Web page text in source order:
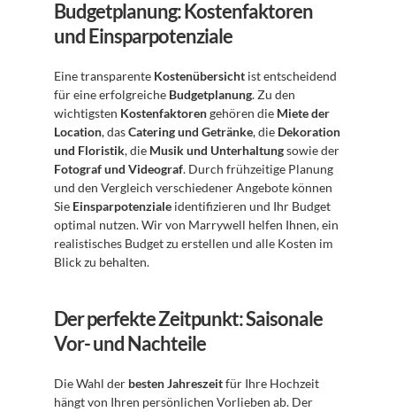
Budgetplanung: Kostenfaktoren
und Einsparpotenziale
Eine transparente Kostenübersicht ist entscheidend
für eine erfolgreiche Budgetplanung. Zu den
wichtigsten Kostenfaktoren gehören die Miete der
Location, das Catering und Getränke, die Dekoration
und Floristik, die Musik und Unterhaltung
Fotograf und Videograf. Durch frühzeitige Planung
und den Vergleich verschiedener Angebote können
Sie Einsparpotenziale identifizieren und Ihr Budget
optimal nutzen. Wir von Marrywell helfen Ihnen, ein
realistisches Budget zu erstellen und alle Kosten im
Blick zu behalten.
Der perfekte Zeitpunkt: Saisonale
Vor- und Nachteile
Die Wahl der besten Jahreszeit für Ihre Hochzeit